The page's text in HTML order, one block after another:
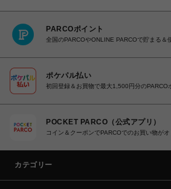
PARCOポイント
全国のPARCOやONLINE PARCOで貯まる＆
ポケパル払い
初回登録＆お買物で最大1,500円分のPARCO
POCKET PARCO（公式アプリ）
コイン＆クーポンでPARCOでのお買い物がオ
カテゴリー